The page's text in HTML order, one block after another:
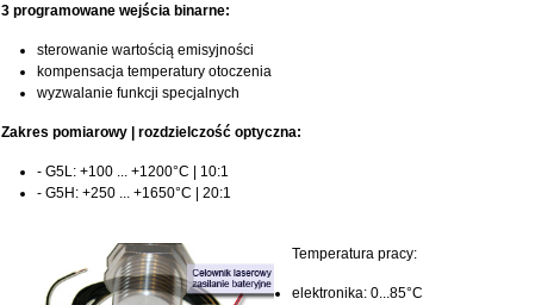
3 programowane wejścia binarne:
sterowanie wartością emisyjności
kompensacja temperatury otoczenia
wyzwalanie funkcji specjalnych
Zakres pomiarowy | rozdzielczość optyczna:
- G5L: +100 ... +1200°C | 10:1
- G5H: +250 ... +1650°C | 20:1
Temperatura pracy:
elektronika: 0...85°C